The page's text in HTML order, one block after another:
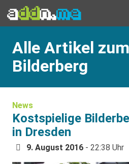
Alle Artikel
Bilderberg
News
Kostspielige
in Dresden
9. August 2016 - 22:38 Uhr